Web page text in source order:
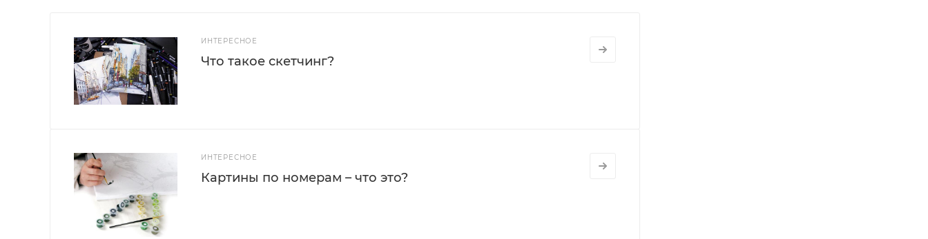
ИНТЕРЕСНОЕ
Что такое скетчинг?
ИНТЕРЕСНОЕ
Картины по номерам – что это?